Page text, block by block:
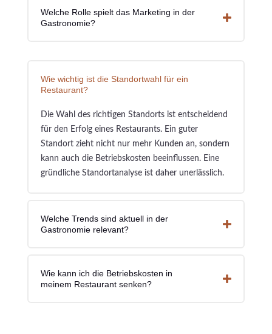
Welche Rolle spielt das Marketing in der
Gastronomie?
Wie wichtig ist die Standortwahl für ein
Restaurant?
Die Wahl des richtigen Standorts ist entscheidend
für den Erfolg eines Restaurants. Ein guter
Standort zieht nicht nur mehr Kunden an, sondern
kann auch die Betriebskosten beeinflussen. Eine
gründliche Standortanalyse ist daher unerlässlich.
Welche Trends sind aktuell in der
Gastronomie relevant?
Wie kann ich die Betriebskosten in
meinem Restaurant senken?